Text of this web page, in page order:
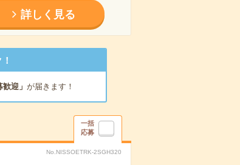
詳しく見る
迎」 が届きます！
一括
応募
No.NISSOETRK-2SGH320